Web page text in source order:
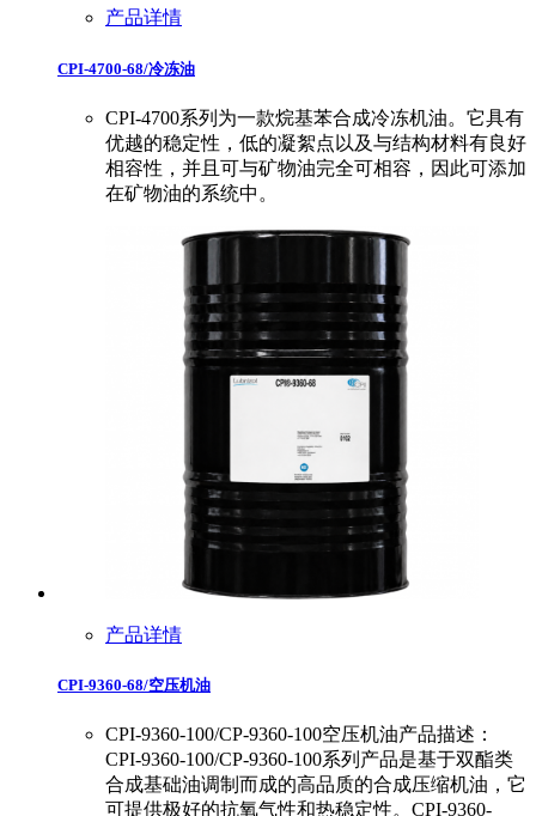
产品详情
CPI-4700-68/冷冻油
CPI-4700系列为一款烷基苯合成冷冻机油。它具有
优越的稳定性，低的凝絮点以及与结构材料有良好
相容性，并且可与矿物油完全可相容，因此可添加
在矿物油的系统中。
产品详情
CPI-9360-68/空压机油
CPI-9360-100/CP-9360-100空压机油产品描述：
CPI-9360-100/CP-9360-100系列产品是基于双酯类
合成基础油调制而成的高品质的合成压缩机油，它
可提供极好的抗氧气性和热稳定性。CPI-9360-